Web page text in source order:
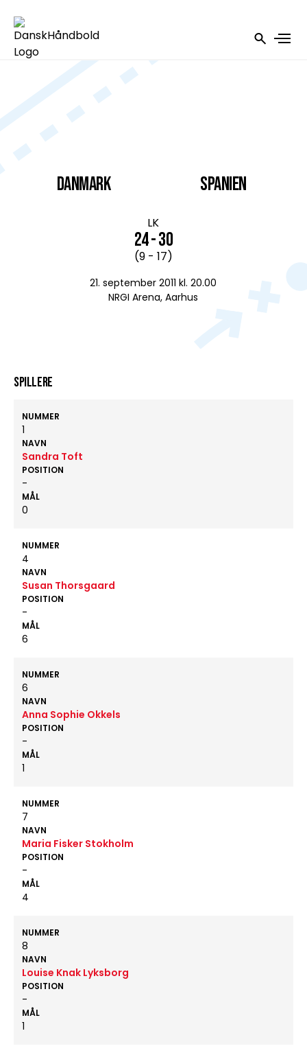
DANMARK
LK
24 - 30
(9 - 17)
21. september 2011 kl. 20.00
NRGI Arena, Aarhus
Spanien
Spillere
NUMMER
1
NAVN
Sandra Toft
POSITION
-
MÅL
0
NUMMER
4
NAVN
Susan Thorsgaard
POSITION
-
MÅL
6
NUMMER
6
NAVN
Anna Sophie Okkels
POSITION
-
MÅL
1
NUMMER
7
NAVN
Maria Fisker Stokholm
POSITION
-
MÅL
4
NUMMER
8
NAVN
Louise Knak Lyksborg
POSITION
-
MÅL
1